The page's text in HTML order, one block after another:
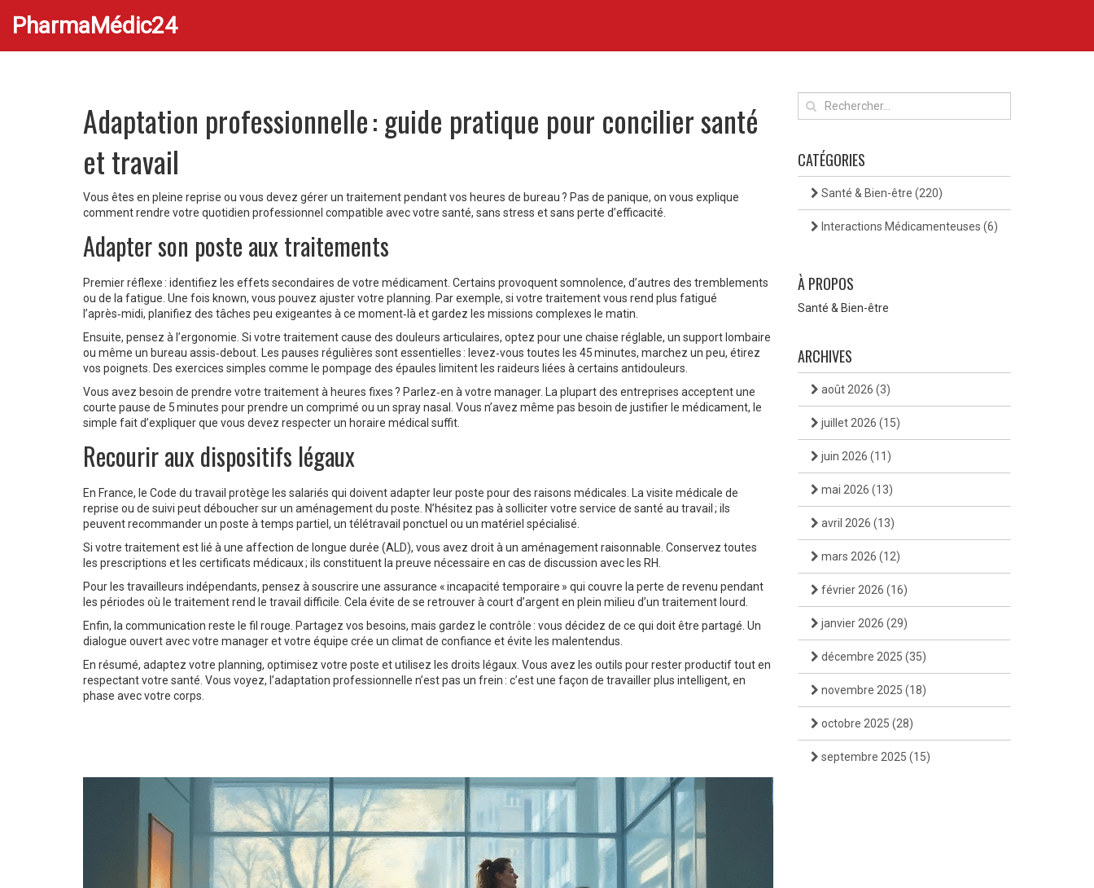
PharmaMédic24
Adaptation professionnelle : guide pratique pour concilier santé
et travail
Vous êtes en pleine reprise ou vous devez gérer un traitement pendant vos heures de bureau ? Pas de panique, on vous explique
comment rendre votre quotidien professionnel compatible avec votre santé, sans stress et sans perte d’efficacité.
Adapter son poste aux traitements
Premier réflexe : identifiez les effets secondaires de votre médicament. Certains provoquent somnolence, d’autres des tremblements
ou de la fatigue. Une fois known, vous pouvez ajuster votre planning. Par exemple, si votre traitement vous rend plus fatigué
l’après‑midi, planifiez des tâches peu exigeantes à ce moment‑là et gardez les missions complexes le matin.
Ensuite, pensez à l’ergonomie. Si votre traitement cause des douleurs articulaires, optez pour une chaise réglable, un support lombaire
ou même un bureau assis‑debout. Les pauses régulières sont essentielles : levez‑vous toutes les 45 minutes, marchez un peu, étirez
vos poignets. Des exercices simples comme le pompage des épaules limitent les raideurs liées à certains antidouleurs.
Vous avez besoin de prendre votre traitement à heures fixes ? Parlez‑en à votre manager. La plupart des entreprises acceptent une
courte pause de 5 minutes pour prendre un comprimé ou un spray nasal. Vous n’avez même pas besoin de justifier le médicament, le
simple fait d’expliquer que vous devez respecter un horaire médical suffit.
Recourir aux dispositifs légaux
En France, le Code du travail protège les salariés qui doivent adapter leur poste pour des raisons médicales. La visite médicale de
reprise ou de suivi peut déboucher sur un aménagement du poste. N’hésitez pas à solliciter votre service de santé au travail ; ils
peuvent recommander un poste à temps partiel, un télétravail ponctuel ou un matériel spécialisé.
Si votre traitement est lié à une affection de longue durée (ALD), vous avez droit à un aménagement raisonnable. Conservez toutes
les prescriptions et les certificats médicaux ; ils constituent la preuve nécessaire en cas de discussion avec les RH.
Pour les travailleurs indépendants, pensez à souscrire une assurance « incapacité temporaire » qui couvre la perte de revenu pendant
les périodes où le traitement rend le travail difficile. Cela évite de se retrouver à court d’argent en plein milieu d’un traitement lourd.
Enfin, la communication reste le fil rouge. Partagez vos besoins, mais gardez le contrôle : vous décidez de ce qui doit être partagé. Un
dialogue ouvert avec votre manager et votre équipe crée un climat de confiance et évite les malentendus.
En résumé, adaptez votre planning, optimisez votre poste et utilisez les droits légaux. Vous avez les outils pour rester productif tout en
respectant votre santé. Vous voyez, l’adaptation professionnelle n’est pas un frein : c’est une façon de travailler plus intelligent, en
phase avec votre corps.
CATÉGORIES
Santé & Bien-être (220)
Interactions Médicamenteuses (6)
À PROPOS
Santé & Bien-être
ARCHIVES
août 2026 (3)
juillet 2026 (15)
juin 2026 (11)
mai 2026 (13)
avril 2026 (13)
mars 2026 (12)
février 2026 (16)
janvier 2026 (29)
décembre 2025 (35)
novembre 2025 (18)
octobre 2025 (28)
septembre 2025 (15)